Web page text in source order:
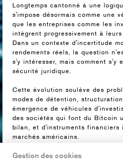
Longtemps cantonné à une
s'impose désormais comme une
que les entreprises comme les
intègrent progressivement à
Dans un contexte d'incertitude
rendements réels, la question
s'y intéresser, mais comment s'y
sécurité juridique. ​
Cette évolution soulève des
modes de détention,
émergence de véhicules
des sociétés qui font du Bitcoin
bilan, et d'instruments financiers
marchés américains.
Dans ce contexte, August
Gestion des cookies